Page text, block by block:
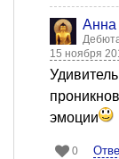
Анна
15 ноября
эмоции
0